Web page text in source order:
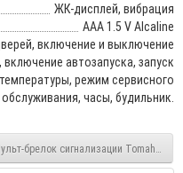
ЖК-дисплей, вибрация
AAA 1.5 V Alcaline
включение и выключение
автозапуска, запуск
режим сервисного
обслуживания, часы, будильник.
брелок сигнализации Tomahawk